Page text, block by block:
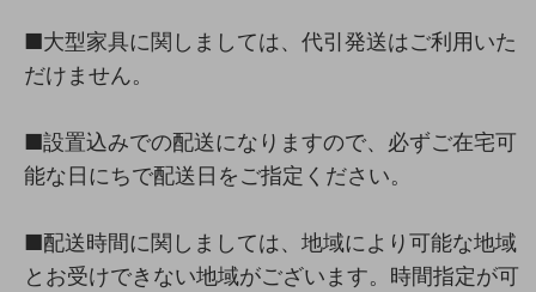
■大型家具に関しましては、代引発送はご利用いた
だけません。
■設置込みでの配送になりますので、必ずご在宅可
能な日にちで配送日をご指定ください。
■配送時間に関しましては、地域により可能な地域
とお受けできない地域がございます。時間指定が可